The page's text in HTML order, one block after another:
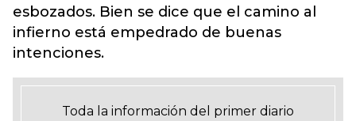
esbozados. Bien se dice que el camino al
infierno está empedrado de buenas
intenciones.
Toda la información del primer diario